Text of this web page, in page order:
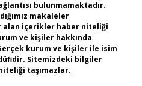
bulunmamaktadır.
makaleler
alan içerikler haber niteliği
ve kişiler hakkında
kurum ve kişiler ile isim
Sitemizdeki bilgiler
taşımazlar.